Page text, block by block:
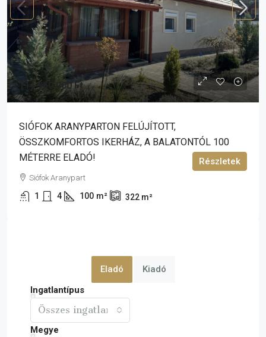
114 950 000 Ft
SIÓFOK ARANYPARTON FELÚJÍTOTT,
ÖSSZKOMFORTOS IKERHÁZ, A BALATONTÓL 100
MÉTERRE ELADÓ!
Siófok Aranypart
1 4 100 m² 322 m²
Részletek
Eladó
Kiadó
Ingatlantípus
Összes ingatlan
Megye